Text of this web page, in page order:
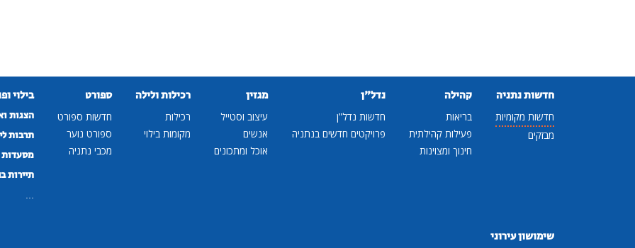
חדשות נתניה
חדשות מקומיות
מבזקים
קהילה
בריאות
פעילות קהילתית
חינוך ומצוינות
נדל"ן
חדשות נדל"ן
פרויקטים חדשים בנתניה
מגזין
עיצוב וסטייל
אנשים
אוכל ומתכונים
רכילות ולילה
רכילות
מקומות בילוי
ספורט
חדשות ספורט
ספורט נוער
מכבי נתניה
בילוי
הצגות
תרבות
מסעדות
תיירות
שימושון עירוני